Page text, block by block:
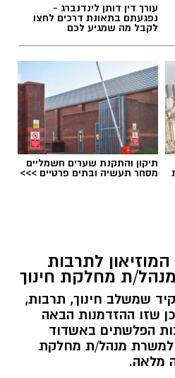
עורך דין דותן לינדנברג -
נפגעתם בתאונת דרכים לחצו
לקבל מה שמגיע לכם
תיקון והתקנת שערים חשמליים
מסחר תעשיה ובתים פרטיים >>>
לתרבות
ת מחלקת חינוך
שמשלב חינוך, תרבות,
שזו ההזדמנות הבאה
הפלשתים באשדוד
למשרת מנהל/ת מחלקת
מלאה.